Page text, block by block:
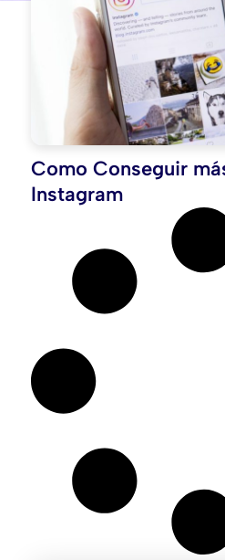
Como Conseguir
Instagram